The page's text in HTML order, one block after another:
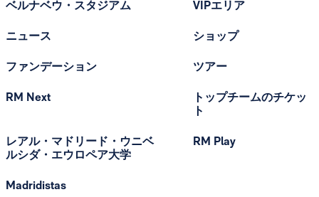
ベルナベウ・スタジアム
ニュース
ファンデーション
RM Next
レアル・マドリード・ウニベ
ルシダ・エウロペア大学
Madridistas
VIPエリア
ショップ
ツアー
トップチームのチケッ
ト
RM Play